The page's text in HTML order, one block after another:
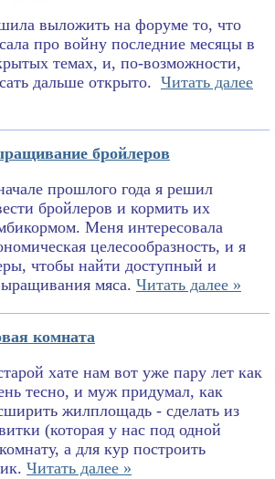
выложить на форуме то, что
про войну последние месяцы в
темах, и, по-возможности,
дальше открыто. Читать далее
бройлеров
прошлого года я решил
бройлеров и кормить их
Меня интересовала
целесообразность, и я
чтобы найти доступный и
мяса. Читать далее »
комната
хате нам вот уже пару лет как
тесно, и муж придумал, как
жилплощадь - сделать из
(которая у нас под одной
а для кур построить
Читать далее »